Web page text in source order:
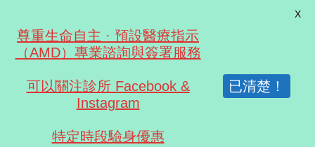
尊重生命自主 · 預設醫療指示
（AMD）專業諮詢與簽署服務
可以關注診所 Facebook &
Instagram
特定時段驗身優惠
已清楚！
X